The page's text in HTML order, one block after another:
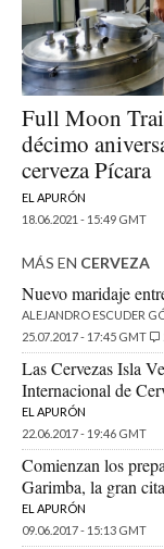
Full Moon
décimo
cerveza Pícara
EL APURÓN
18.06.2021 - 15:49 GMT
MÁS EN CERVEZA
Nuevo maridaje
ALEJANDRO ESCUDER
25.07.2017 - 17:45 GMT
Las Cervezas Isla
Internacional de
EL APURÓN
22.06.2017 - 19:46 GMT
Comienzan los
Garimba, la gran
EL APURÓN
09.06.2017 - 15:13 GMT